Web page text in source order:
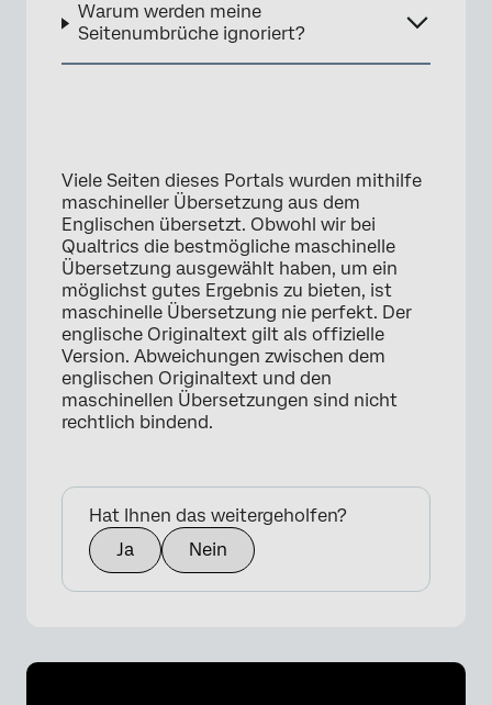
Warum werden meine
Seitenumbrüche ignoriert?
Viele Seiten dieses Portals wurden mithilfe
maschineller Übersetzung aus dem
Englischen übersetzt. Obwohl wir bei
Qualtrics die bestmögliche maschinelle
Übersetzung ausgewählt haben, um ein
möglichst gutes Ergebnis zu bieten, ist
maschinelle Übersetzung nie perfekt. Der
englische Originaltext gilt als offizielle
Version. Abweichungen zwischen dem
englischen Originaltext und den
maschinellen Übersetzungen sind nicht
rechtlich bindend.
Hat Ihnen das weitergeholfen?
Ja
Nein